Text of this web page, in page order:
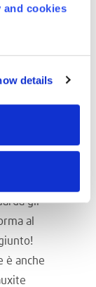
and cookies
details
e
ha avuto
duttile
il lavello
gli
al
è anche